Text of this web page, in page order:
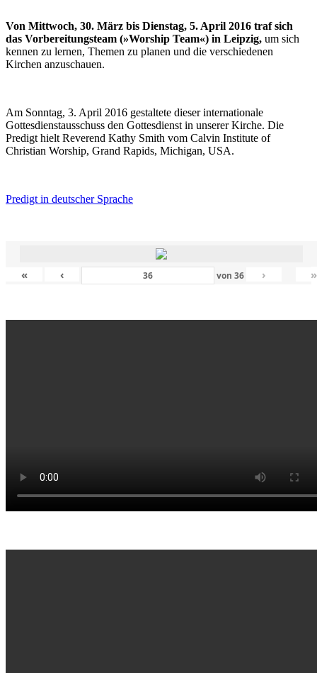
Von Mittwoch, 30. März bis Dienstag, 5. April 2016 traf sich
das Vorbereitungsteam (»Worship Team«) in Leipzig, um sich
kennen zu lernen, Themen zu planen und die verschiedenen
Kirchen anzuschauen.
Am Sonntag, 3. April 2016 gestaltete dieser internationale
Gottesdienstausschuss den Gottesdienst in unserer Kirche. Die
Predigt hielt Reverend Kathy Smith vom Calvin Institute of
Christian Worship, Grand Rapids, Michigan, USA.
Predigt in deutscher Sprache
« ‹ von36 › »